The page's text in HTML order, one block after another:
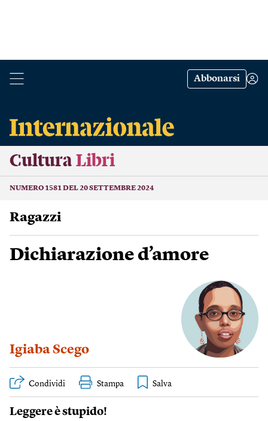
Abbonarsi
Cultura Libri
NUMERO 1581 DEL 20 SETTEMBRE 2024
Ragazzi
Dichiarazione d’amore
Igiaba Scego
Condividi Stampa
Leggere è stupido!